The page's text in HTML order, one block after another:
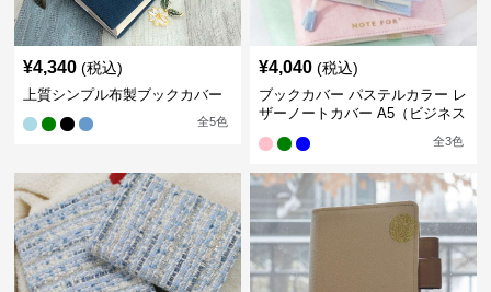
¥4,340 (税込)
上質シンプル布製ブックカバー
全5色
¥4,040 (税込)
ブックカバー パステルカラー レ
ザーノートカバー A5（ビジネス
全3色